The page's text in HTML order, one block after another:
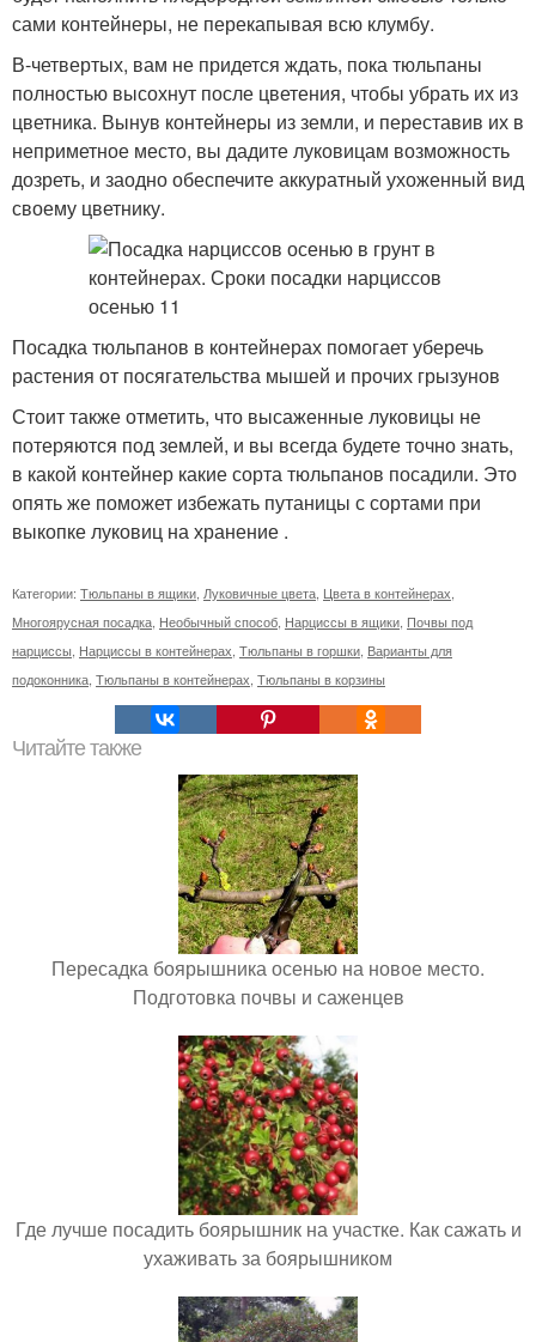
сами контейнеры, не перекапывая всю клумбу.
В-четвертых, вам не придется ждать, пока тюльпаны
полностью высохнут после цветения, чтобы убрать их из
цветника. Вынув контейнеры из земли, и переставив их в
неприметное место, вы дадите луковицам возможность
дозреть, и заодно обеспечите аккуратный ухоженный вид
своему цветнику.
Посадка тюльпанов в контейнерах помогает уберечь
растения от посягательства мышей и прочих грызунов
Стоит также отметить, что высаженные луковицы не
потеряются под землей, и вы всегда будете точно знать,
в какой контейнер какие сорта тюльпанов посадили. Это
опять же поможет избежать путаницы с сортами при
выкопке луковиц на хранение .
Категории: Тюльпаны в ящики Луковичные цвета Цвета в контейнерах
Многоярусная посадка Необычный способ Нарциссы в ящики Почвы под
нарциссы Нарциссы в контейнерах Тюльпаны в горшки Варианты для
подоконника Тюльпаны в контейнерах Тюльпаны в корзины
Читайте также
Пересадка боярышника осенью на новое место.
Подготовка почвы и саженцев
Где лучше посадить боярышник на участке. Как сажать и
ухаживать за боярышником